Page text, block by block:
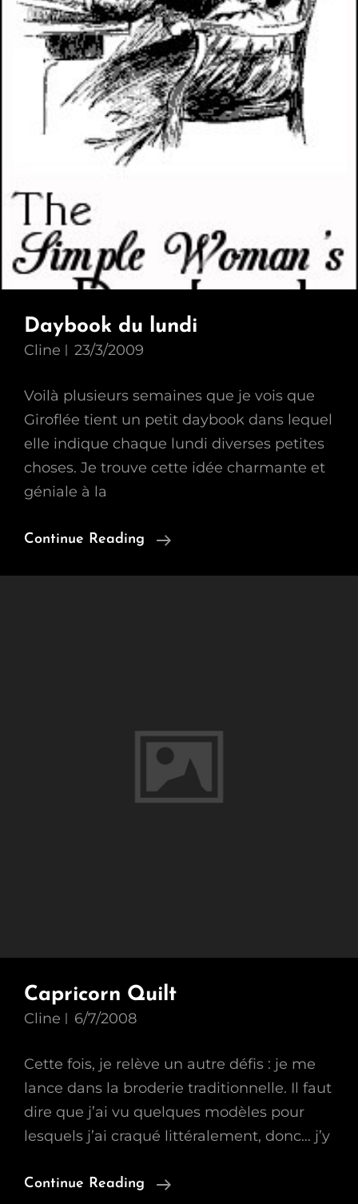
Daybook du lundi
Cline 23/3/2009
Voilà plusieurs semaines que je vois que
Giroflée tient un petit daybook dans lequel
elle indique chaque lundi diverses petites
choses. Je trouve cette idée charmante et
géniale à la
Continue Reading
Daybook
Capricorn Quilt
Cline 6/7/2008
Cette fois, je relève un autre défis : je me
lance dans la broderie traditionnelle. Il faut
dire que j’ai vu quelques modèles pour
lesquels j’ai craqué littéralement, donc… j’y
Continue Reading
Capricorn